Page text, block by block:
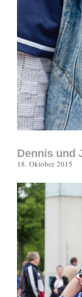
Dennis und
Veröffentlicht
18. Oktober 2015